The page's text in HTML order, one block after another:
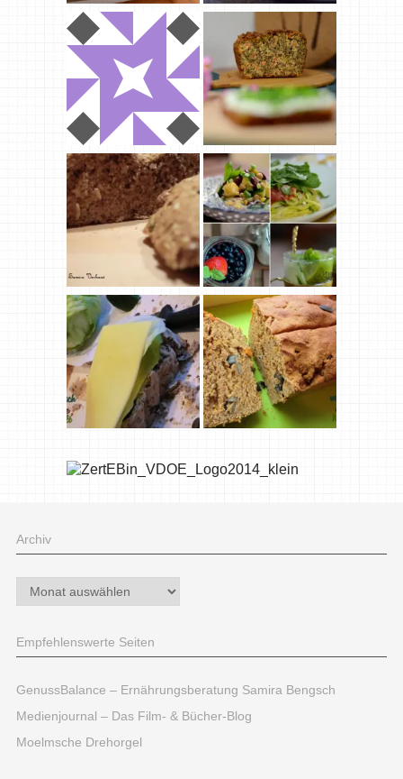
Archiv
Archiv
Empfehlenswerte Seiten
GenussBalance – Ernährungsberatung Samira Bengsch
Medienjournal – Das Film- & Bücher-Blog
Moelmsche Drehorgel